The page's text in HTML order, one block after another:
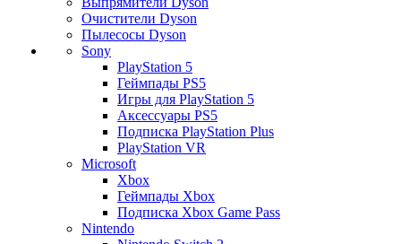
Очистители Dyson
Пылесосы Dyson
Sony
PlayStation 5
Геймпады PS5
Игры для PlayStation 5
Аксессуары PS5
Подписка PlayStation Plus
PlayStation VR
Microsoft
Xbox
Геймпады Xbox
Подписка Xbox Game Pass
Nintendo